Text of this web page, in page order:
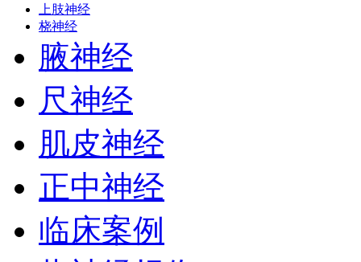
上肢神经
桡神经
腋神经
尺神经
肌皮神经
正中神经
临床案例